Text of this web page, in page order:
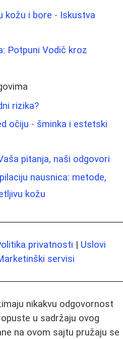
kožu i bore - Iskustva
Potpuni Vodič kroz
rizika?
očiju - šminka i estetski
pitanja, naši odgovori
nausnica: metode,
kožu
privatnosti | Uslovi
servisi
nikakvu odgovornost
u sadržaju ovog
na ovom sajtu pružaju se